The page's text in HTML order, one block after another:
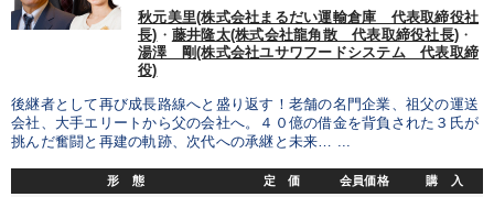
秋元美里(株式会社まるだい運輸倉庫 代表取締役社
長) ・ 藤井隆太(株式会社龍角散 代表取締役社長) ・
湯澤 剛(株式会社ユサワフードシステム 代表取締
役)
後継者として再び成長路線へと盛り返す！老舗の名門企業、祖父の運送
会社、大手エリートから父の会社へ。４０億の借金を背負された３氏が
挑んだ奮闘と再建の軌跡、次代への承継と未来… ...
形 態 定 価 会員価格 購 入